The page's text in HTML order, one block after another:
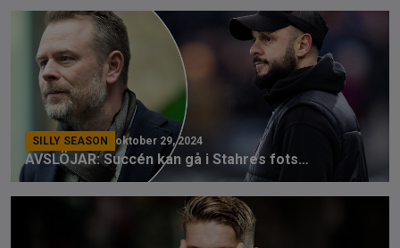
SILLY SEASON oktober 29, 2024
AVSLÖJAR: Succén kan gå i Stahres fotspår